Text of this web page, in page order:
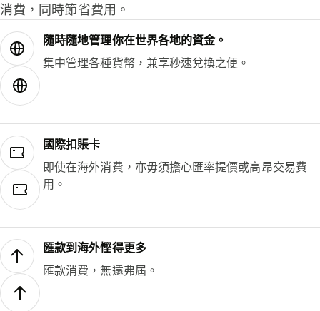
消費，同時節省費用。
隨時隨地管理你在世界各地的資金。
集中管理各種貨幣，兼享秒速兌換之便。
國際扣賬卡
即使在海外消費，亦毋須擔心匯率提價或高昂交易費
用。
匯款到海外慳得更多
匯款消費，無遠弗屆。